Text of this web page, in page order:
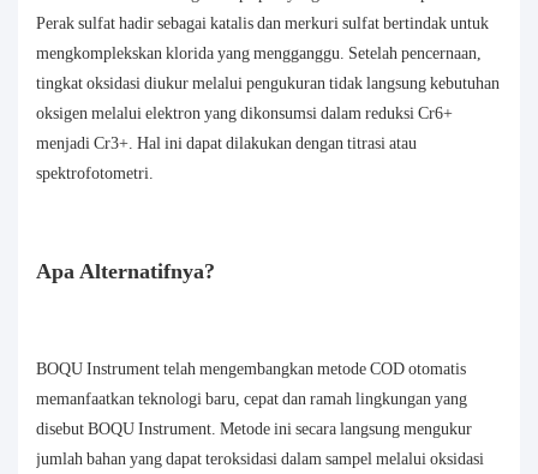
Perak sulfat hadir sebagai katalis dan merkuri sulfat bertindak untuk
mengkomplekskan klorida yang mengganggu. Setelah pencernaan,
tingkat oksidasi diukur melalui pengukuran tidak langsung kebutuhan
oksigen melalui elektron yang dikonsumsi dalam reduksi Cr6+
menjadi Cr3+. Hal ini dapat dilakukan dengan titrasi atau
spektrofotometri.
Apa Alternatifnya?
BOQU Instrument telah mengembangkan metode COD otomatis
memanfaatkan teknologi baru, cepat dan ramah lingkungan yang
disebut BOQU Instrument. Metode ini secara langsung mengukur
jumlah bahan yang dapat teroksidasi dalam sampel melalui oksidasi